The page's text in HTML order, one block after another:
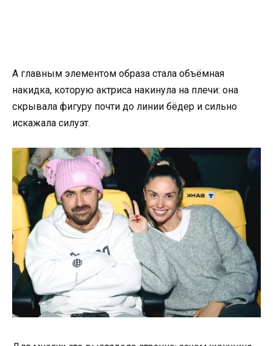
А главным элементом образа стала объёмная
накидка, которую актриса накинула на плечи: она
скрывала фигуру почти до линии бёдер и сильно
искажала силуэт.